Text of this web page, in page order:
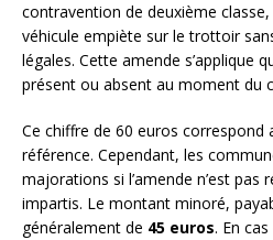
contravention de deuxième
véhicule empiète sur le trottoir
légales. Cette amende s’applique
présent ou absent au moment du
Ce chiffre de 60 euros correspond
référence. Cependant, les
majorations si l’amende n’est pas
impartis. Le montant minoré,
généralement de 45 euros. En